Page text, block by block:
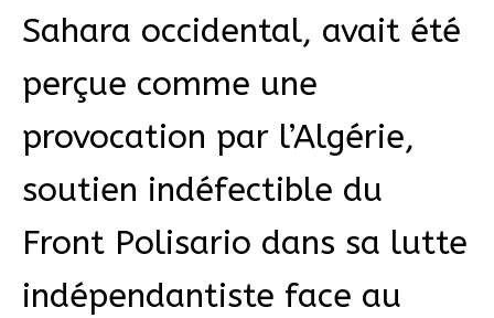
Sahara occidental, avait été
perçue comme une
provocation par l’Algérie,
soutien indéfectible du
Front Polisario dans sa lutte
indépendantiste face au